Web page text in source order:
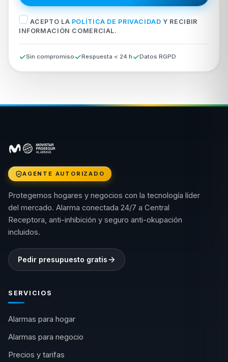
ACEPTO LA POLÍTICA DE PRIVACIDAD Y RECIBIR
INFORMACIÓN COMERCIAL.
Sin compromiso Respuesta < 24 h Datos RGPD
AGENTE AUTORIZADO
Protegemos hogares y negocios con la tecnología líder
del mercado. Alarma conectada 24/7 a Central
Receptora, anti-inhibición y seguro anti-okupación
incluidos.
Pedir presupuesto gratis
SERVICIOS
Alarmas para hogar
Alarmas para negocio
Precios y tarifas